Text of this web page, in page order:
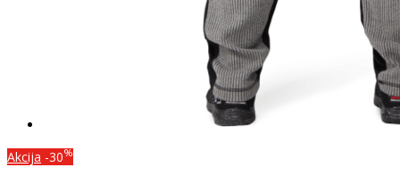
Akcija -30%